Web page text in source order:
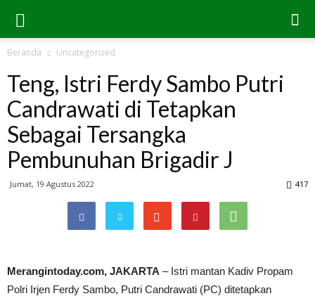
Beranda Uncategorized
Teng, Istri Ferdy Sambo Putri
Candrawati di Tetapkan
Sebagai Tersangka
Pembunuhan Brigadir J
Jumat, 19 Agustus 2022 417
Merangintoday.com, JAKARTA – Istri mantan Kadiv Propam
Polri Irjen Ferdy Sambo, Putri Candrawati (PC) ditetapkan